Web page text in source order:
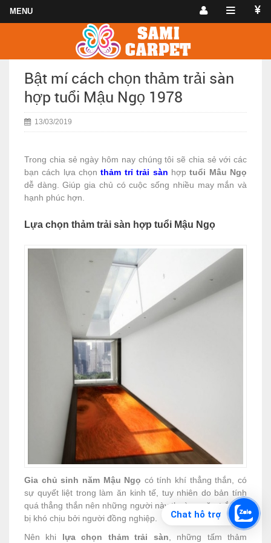
Bật mí cách chọn thảm trải sàn
hợp tuổi Mậu Ngọ 1978
13/03/2019
Trong chia sẻ ngày hôm nay chúng tôi sẽ chia sẻ với các
bạn cách lựa chọnthảm trỉ trải sàn hợp tuổi Mâu Ngọ
dễ dàng. Giúp gia chủ có cuộc sống nhiều may mắn và
hạnh phúc hợn.
Lựa chọn thảm trải sàn hợp tuổi Mậu Ngọ
Gia chủ sinh năm Mậu Ngọ có tính khí thẳng thắn, có
sự quyết liệt trong làm ăn kinh tế, tuy nhiên do bản tính
quá thẳng thắn nên những người này thường gặp trắc trở
bị khó chịu bởi người đồng nghiệp.
Nên khi lựa chọn thảm trải sàn , những tấm thảm
Chat hỗ trợ